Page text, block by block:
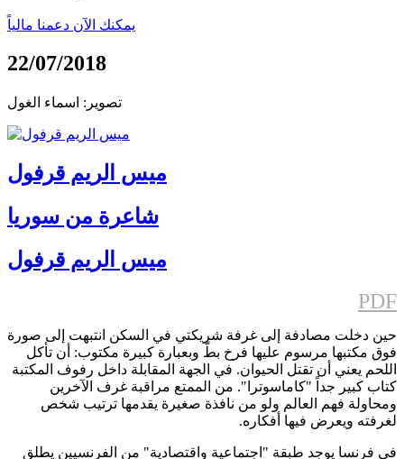
يمكنك الآن دعمنا مالياً
22/07/2018
تصوير: اسماء الغول
ميس الريم قرفول
شاعرة من سوريا
ميس الريم قرفول
PDF
حين دخلت مصادفة إلى غرفة شريكتي في السكن انتبهت إلى صورة
فوق مكتبها مرسوم عليها فرخ بطّ وبعبارة كبيرة مكتوب: أن تأكل
اللحم يعني أن تقتل الحيوان. في الجهة المقابلة داخل رفوف المكتبة
كتاب كبير جداً "كاماسوترا". من الممتع مراقبة غرف الآخرين
ومحاولة فهم العالم ولو من نافذة صغيرة يقدمها ترتيب شخص
لغرفته ويعرض فيها أفكاره.
في فرنسا يوجد طبقة "اجتماعية واقتصادية" من الفرنسيين يطلق